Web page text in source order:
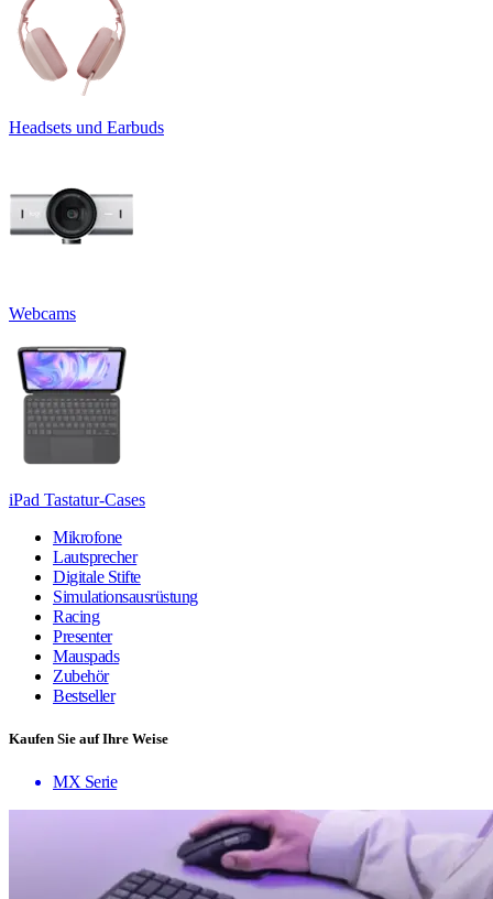
Headsets und Earbuds
Webcams
iPad Tastatur-Cases
Mikrofone
Lautsprecher
Digitale Stifte
Simulationsausrüstung
Racing
Presenter
Mauspads
Zubehör
Bestseller
Kaufen Sie auf Ihre Weise
MX Serie